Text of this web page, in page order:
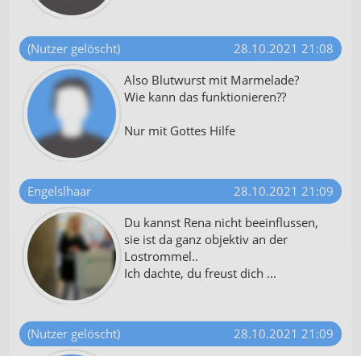
(Nutzer gelöscht)
28.10.2021 21:08
Also Blutwurst mit Marmelade?
Wie kann das funktionieren??
Nur mit Gottes Hilfe
Engelslhaar
28.10.2021 21:09
Du kannst Rena nicht beeinflussen,
sie ist da ganz objektiv an der
Lostrommel..
Ich dachte, du freust dich ...
(Nutzer gelöscht)
28.10.2021 21:09